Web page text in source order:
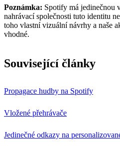
Poznámka: Spotify má jedinečnou
nahrávací společnosti tuto identitu
toho vlastní vizuální návrhy a naše
vhodné.
Související články
Propagace hudby na Spotify
Vložené přehrávače
Jedinečné odkazy na